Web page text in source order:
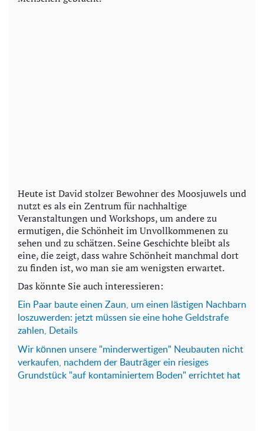
Heute ist David stolzer Bewohner des Moosjuwels und
nutzt es als ein Zentrum für nachhaltige
Veranstaltungen und Workshops, um andere zu
ermutigen, die Schönheit im Unvollkommenen zu
sehen und zu schätzen. Seine Geschichte bleibt als
eine, die zeigt, dass wahre Schönheit manchmal dort
zu finden ist, wo man sie am wenigsten erwartet.
Das könnte Sie auch interessieren:
Ein Paar baute einen Zaun, um einen lästigen Nachbarn
loszuwerden: jetzt müssen sie eine hohe Geldstrafe
zahlen, Details
Wir können unsere "minderwertigen" Neubauten nicht
verkaufen, nachdem der Bauträger ein riesiges
Grundstück "auf kontaminiertem Boden" errichtet hat